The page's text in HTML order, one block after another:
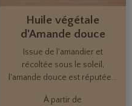
Huile végétale
d'Amande douce
Issue de l'amandier et
récoltée sous le soleil,
l'amande douce est réputée...
À partir de